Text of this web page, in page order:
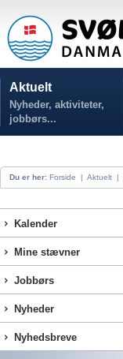
Aktuelt
Nyheder, aktiviteter,
jobbørs...
Du er her: Forside | Aktuelt |
Kalender
Mine stævner
Jobbørs
Nyheder
Nyhedsbreve